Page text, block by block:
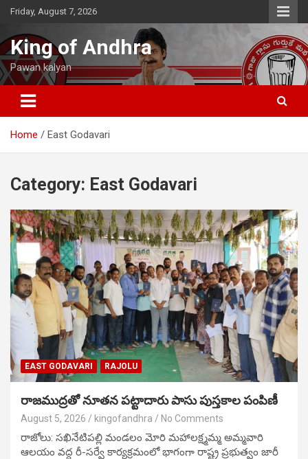
Skip
content
Friday, August 7, 2026
King of Andhra
Pawan kalyan
Home East Godavari
Category: East Godavari
EAST GODAVARI RAJOLU
రాజముద్రతో నూతన పట్టాదారు పాసు పుస్తకాల పంపిణీ
August 5, 2026 kingofandhra No Comments
రాజోలు: సఖినేటిపల్లి మండలం మోరి మహాలక్ష్మమ్మ అమ్మవారి
ఆలయం వద్ద రీ-సర్వే కార్యక్రమంలో భాగంగా రాష్ట్ర ప్రభుత్వం జారీ